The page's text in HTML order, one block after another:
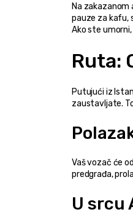
Na zakazanom
pauze za kafu,
Ako ste
Ruta:
Putujući iz
zaustavljate.
Vaš vozač će
predgrađa,
U srcu